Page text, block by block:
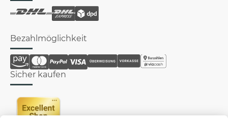
Bezahlmöglichkeit
Sicher kaufen